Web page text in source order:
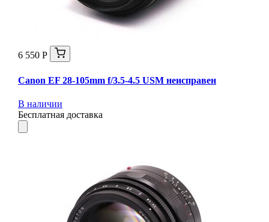
6 550 Р
Canon EF 28-105mm f/3.5-4.5 USM неисправен
В наличии
Бесплатная доставка